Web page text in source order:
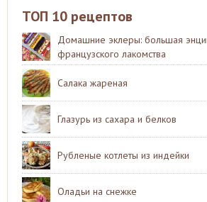
ТОП 10 рецептов
Домашние эклеры: большая
французского лакомства
Салака жареная
Глазурь из сахара и белков
Рубленые котлеты из индейки
Оладьи на снежке